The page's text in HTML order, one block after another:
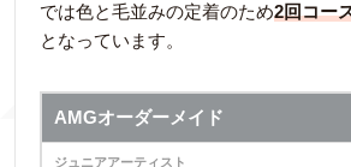
では色と毛並みの定着のため2回コー
となっています。
AMGオーダーメイド